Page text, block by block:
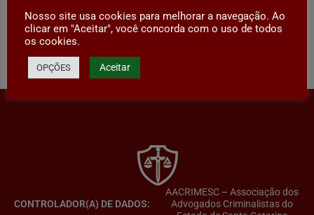
Contribuição: Dr. Deivid Willian dos Prazeres
Compartilhar
CONTROLADOR(A) DE DADOS:
AACRIMESC – Associação dos
Advogados Criminalistas do
Nosso site usa cookies para melhorar a navegação. Ao
clicar em "Aceitar", você concorda com o uso de todos
os cookies.
OPÇÕES Aceitar